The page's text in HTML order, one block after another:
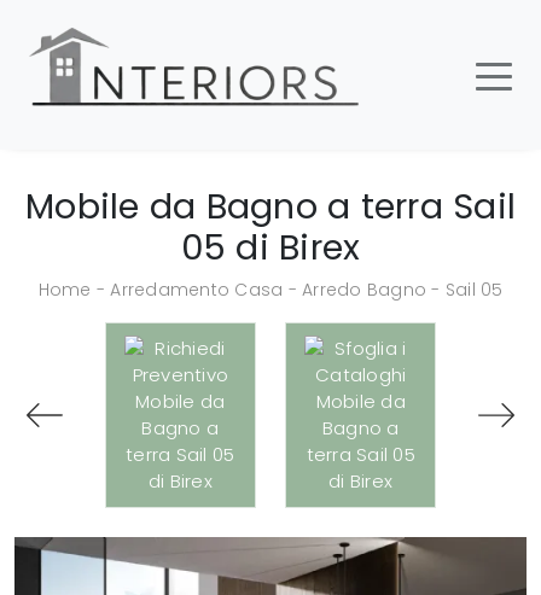
Mobile da Bagno a terra Sail
05 di Birex
Home -Arredamento Casa - Arredo Bagno - Sail 05